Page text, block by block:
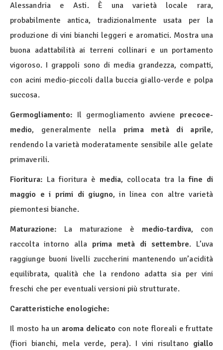
Alessandria e Asti. È una varietà locale rara,
probabilmente antica, tradizionalmente usata per la
produzione di vini bianchi leggeri e aromatici. Mostra una
buona adattabilità ai terreni collinari e un portamento
vigoroso. I grappoli sono di media grandezza, compatti,
con acini medio-piccoli dalla buccia giallo-verde e polpa
succosa.
Germogliamento: Il germogliamento avviene precoce-
medio, generalmente nella prima metà di aprile,
rendendo la varietà moderatamente sensibile alle gelate
primaverili.
Fioritura: La fioritura è media, collocata tra lafine di
maggio e i primi di giugno, in linea con altre varietà
piemontesi bianche.
Maturazione: La maturazione è medio-tardiva, con
raccolta intorno alla prima metà di settembre. L’uva
raggiunge buoni livelli zuccherini mantenendo un’acidità
equilibrata, qualità che la rendono adatta sia per vini
freschi che per eventuali versioni più strutturate.
Caratteristiche enologiche:
Il mosto ha un aroma delicato con note floreali e fruttate
(fiori bianchi, mela verde, pera). I vini risultano giallo